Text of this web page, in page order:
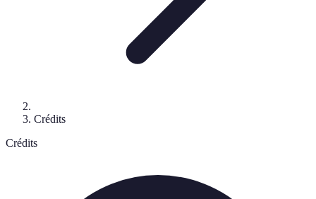
Crédits
Crédits